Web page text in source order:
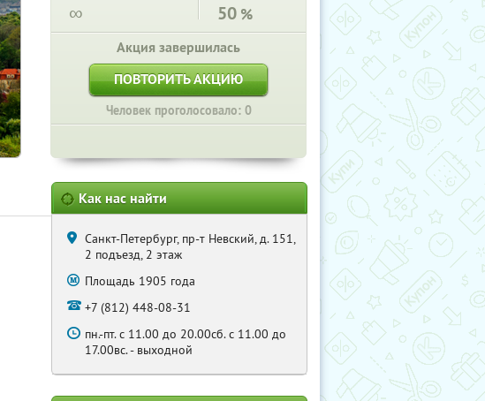
∞ 50 %
Акция завершилась
ПОВТОРИТЬ АКЦИЮ
Человек проголосовало: 0
Как нас найти
Санкт-Петербург, пр-т Невский, д. 151,
2 подъезд, 2 этаж
Площадь 1905 года
+7 (812) 448-08-31
пн.-пт. с 11.00 до 20.00сб. с 11.00 до
17.00вс. - выходной